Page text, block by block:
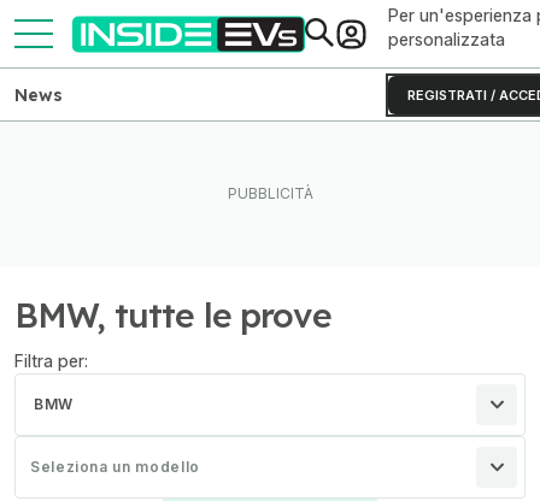
Per un'esperienza
personalizzata
REGISTRATI /
News
BMW, tutte le prove
Filtra per:
BMW
Seleziona un modello